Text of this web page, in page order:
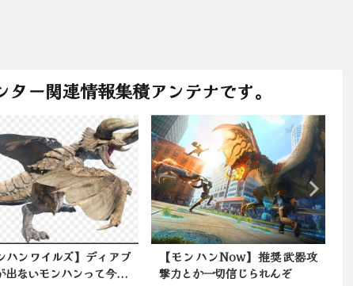
ー関連情報集積アンテナです。
ハンNow】推奨武器攻
か一切信じられんぞ
アイスボーン重ね着シリーズ
217：アイスボーン